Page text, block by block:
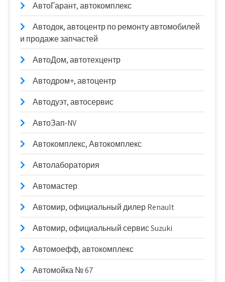
АвтоГарант, автокомплекс
Автодок, автоцентр по ремонту автомобилей
и продаже запчастей
АвтоДом, автотехцентр
Автодром+, автоцентр
Автодуэт, автосервис
АвтоЗап-NV
Автокомплекс, Автокомплекс
Автолаборатория
Автомастер
Автомир, официальный дилер Renault
Автомир, официальный сервис Suzuki
Автомоефф, автокомплекс
Автомойка № 67